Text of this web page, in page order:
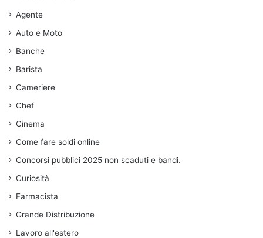
Agente
Auto e Moto
Banche
Barista
Cameriere
Chef
Cinema
Come fare soldi online
Concorsi pubblici 2025 non scaduti e bandi.
Curiosità
Farmacista
Grande Distribuzione
Lavoro all'estero